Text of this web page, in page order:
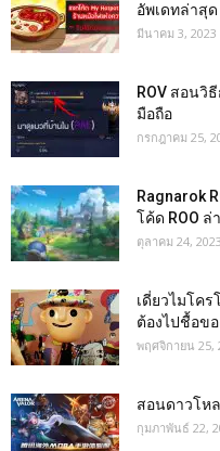
อัพเดทล่าสุด
มีนาคม 3, 2023
ROV สอนวิ
มือถือ
กรกฎาคม 25,
Ragnarok
โค้ด ROO ล่
ตุลาคม 24, 2023
เดี่ยวไมโค
ต้องไปชื้อข
พฤศจิกายน 25,
สอนดาวโหล
กุมภาพันธ์ 22,